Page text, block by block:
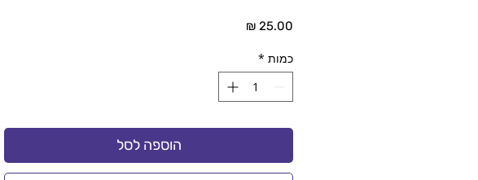
כמות *
הוספה לסל